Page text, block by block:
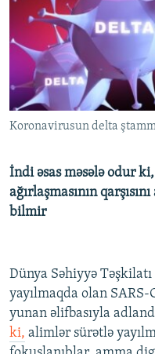
FOTOQALEREYA
İNFOQRAFIKA
KARIKATURA
OXU ZALI
AZƏRBAYCAN ƏDƏBIYYATI
İSLAM VƏ DEMOKRATIYA
İZ - MƏDƏNIYYƏT PROQRAMI
HAQQIMIZDA
MISSIYAMIZ
PEŞƏ ETIKASI VƏ
MATERIALLARIMIZDAN
AZADLIQRADIOSU MOBIL
XƏBƏR BÜLLETENLƏRIMIZ
BIZI IZLƏ
RFE/RL-in bütün
Koronavirusun delta
İndi əsas məsələ odur
ağırlaşmasının
bilmir
Dünya Səhiyyə
yayılmaqda olan
yunan əlifbasıyla
ki, alimlər sürətlə